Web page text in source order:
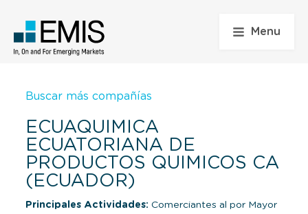
Menu
Buscar más compañías
ECUAQUIMICA
ECUATORIANA DE
PRODUCTOS QUIMICOS CA
(ECUADOR)
Principales Actividades: Comerciantes al por Mayor